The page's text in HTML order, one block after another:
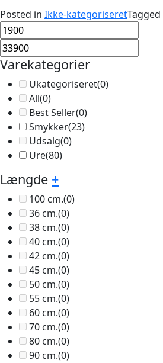
Posted in Ikke-kategoriseretTagged
Varekategorier
Ukategoriseret(0)
All(0)
Best Seller(0)
Smykker(23)
Udsalg(0)
Ure(80)
Længde +
100 cm.(0)
36 cm.(0)
38 cm.(0)
40 cm.(0)
42 cm.(0)
45 cm.(0)
50 cm.(0)
55 cm.(0)
60 cm.(0)
70 cm.(0)
80 cm.(0)
90 cm.(0)